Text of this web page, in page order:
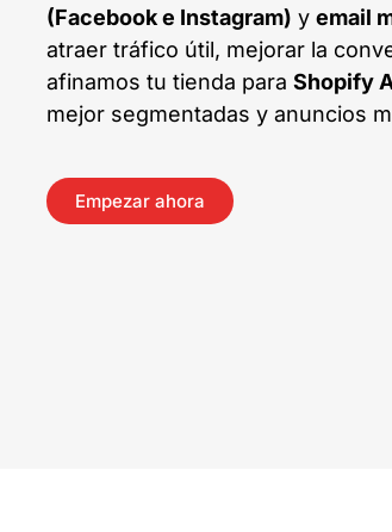
(Facebook e Instagram) y email
atraer tráfico útil, mejorar la
afinamos tu tienda para Shopify
mejor segmentadas y anuncios
Empezar ahora